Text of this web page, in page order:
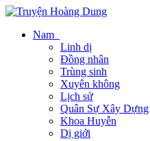
Nam
Linh dị
Đồng nhân
Trùng sinh
Xuyên không
Lịch sử
Quân Sự Xây Dựng
Khoa Huyễn
Dị giới